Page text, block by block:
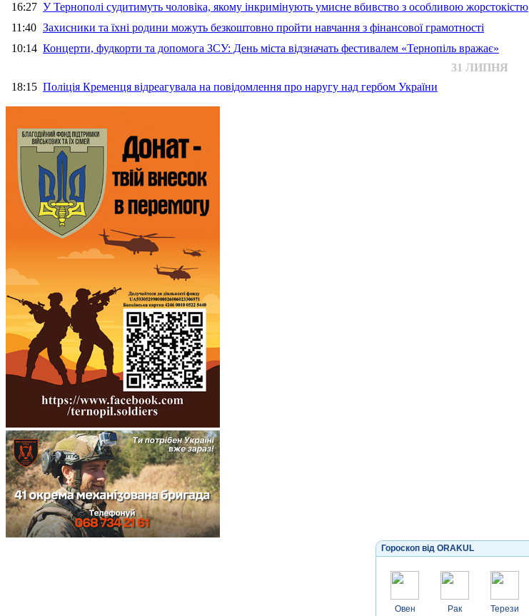
16:27 У Тернополі судитимуть чоловіка, якому інкримінують умисне вбивство з особливою жорстокістю
11:40 Захисники та їхні родини можуть безкоштовно пройти навчання з фінансової грамотності
10:14 Концерти, фудкорти та допомога ЗСУ: День міста відзначать фестивалем «Тернопіль вражає»
31 ЛИПНЯ
18:15 Поліція Кременця відреагувала на повідомлення про наругу над гербом України
Гороскоп від ORAKUL
Овен Рак Терези